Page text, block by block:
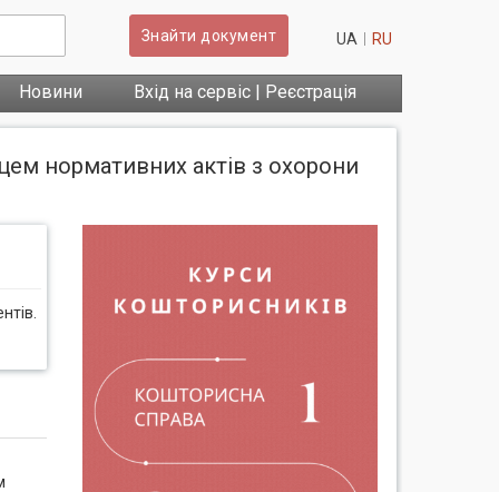
Знайти документ UA RU
Новини Вхід на сервіс | Реєстрація
нормативних актів з охорони